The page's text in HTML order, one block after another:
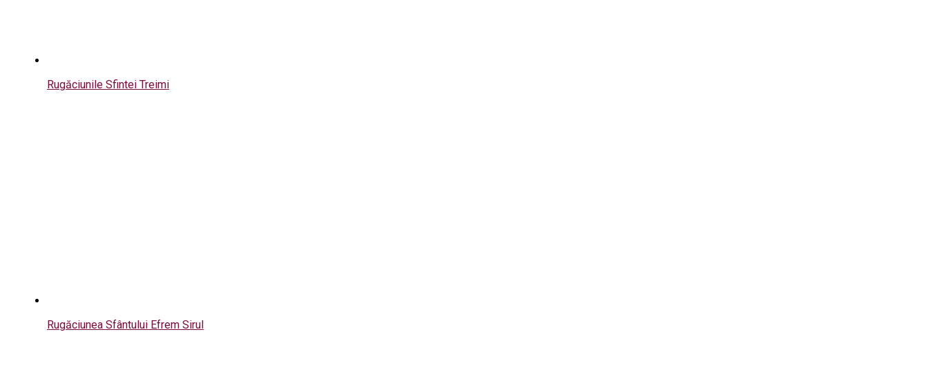
Rugăciunile Sfintei Treimi
Rugăciunea Sfântului Efrem Sirul